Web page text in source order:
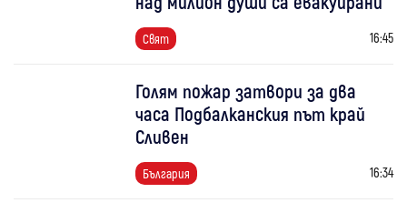
Свят 16:45
Голям пожар затвори за два
часа Подбалканския път край
Сливен
България 16:34